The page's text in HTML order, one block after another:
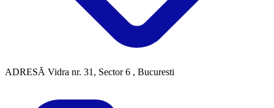
ADRESĂ Vidra nr. 31, Sector 6 , Bucuresti